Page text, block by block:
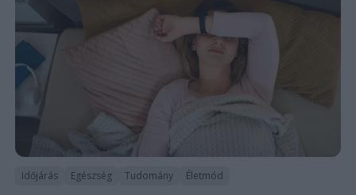
Időjárás Egészség Tudomány Életmód